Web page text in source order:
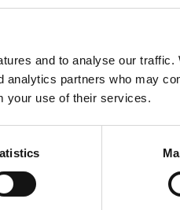
and to analyse our traffic.
analytics partners who may
your use of their services.
nicht vom